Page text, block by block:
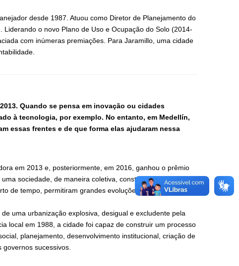
desde 1987. Atuou como Diretor de Planejamento do
o novo Plano de Uso e Ocupação do Solo (2014-
com inúmeras premiações. Para Jaramillo, uma cidade
Quando se pensa em inovação ou cidades
à tecnologia, por exemplo. No entanto, em Medellín,
essas frentes e de que forma elas ajudaram nessa
em 2013 e, posteriormente, em 2016, ganhou o prêmio
sociedade, de maneira coletiva, construiu acordos,
de tempo, permitiram grandes evoluções.
uma urbanização explosiva, desigual e excludente pela
local em 1988, a cidade foi capaz de construir um processo
planejamento, desenvolvimento institucional, criação de
governos sucessivos.